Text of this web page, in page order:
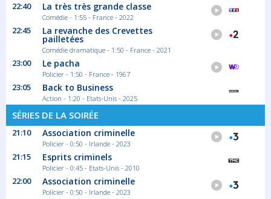
Trois femmes, dans un appartement a
Marseille en...
Film Comédie
22:40 La très très grande classe
Comédie - 1:55 - France - 2022
22:45 La revanche des Crevettes
pailletées
Comédie dramatique - 1:50 - France - 2021
23:00 Le pacha
Policier - 1:50 - France - 1967
23:05 Back to Business
Action - 1:20 - Etats-Unis - 2025
SÉRIES DE LA SOIRÉE
21:10 Association criminelle
Policier - 0:50 - Irlande - 2023
21:15 Esprits criminels
Policier - 0:45 - Etats-Unis - 2010
22:00 Association criminelle
Policier - 0:50 - Irlande - 2023